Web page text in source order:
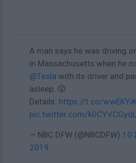
A man says he was driving
in Massachusetts when he
@Tesla with its driver and
asleep. 😮
Details: https://t.co/
pic.twitter.com/k0CYVCGyqL
— NBC DFW (@NBCDFW) 10
2019